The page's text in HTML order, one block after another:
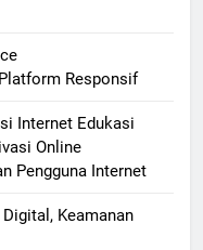
Responsif
Internet Edukasi
Online
Pengguna Internet
Keamanan